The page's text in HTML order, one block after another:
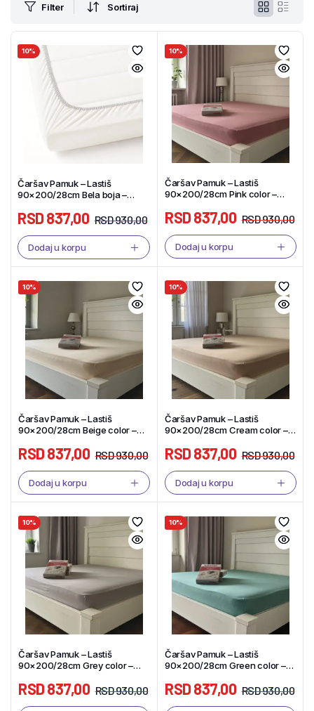
Filter Sortiraj
10%
Čaršav Pamuk – Lastiš
90×200/28cm Bela boja –
RSD930,00
RSD837,00
Dodaj u korpu
10%
Čaršav Pamuk – Lastiš
90×200/28cm Pink color –
RSD930,00
RSD837,00
Dodaj u korpu
10%
Čaršav Pamuk – Lastiš
90×200/28cm Beige color –
RSD930,00
RSD837,00
Dodaj u korpu
10%
Čaršav Pamuk – Lastiš
90×200/28cm Cream color –
RSD930,00
RSD837,00
Dodaj u korpu
10%
Čaršav Pamuk – Lastiš
90×200/28cm Grey color –
RSD930,00
RSD837,00
10%
Čaršav Pamuk – Lastiš
90×200/28cm Green color –
RSD930,00
RSD837,00